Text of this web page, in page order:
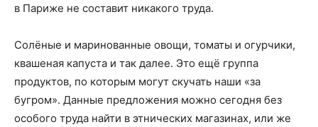
в Париже не составит никакого труда.
Солёные и маринованные овощи, томаты и огурчики,
квашеная капуста и так далее. Это ещё группа
продуктов, по которым могут скучать наши «за
бугром». Данные предложения можно сегодня без
особого труда найти в этнических магазинах, или же